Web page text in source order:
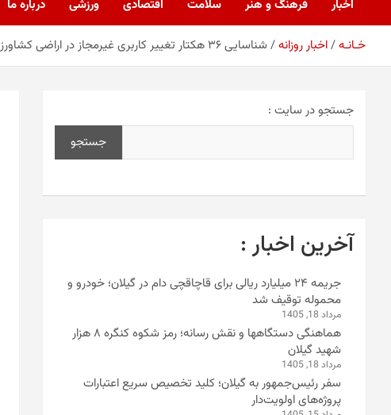
اخبار
فرهنگ و هنر سلامت اقتصادی ورزشی درباره ما
خـانـه اخبار روزانه شناسایی ۳۶ هکتار تغییر کاربری غیرمجاز در اراضی کشاورزی و باغی گیلان در سال ۱۴۰۴
جستجو در سایت :
جستجو
آخرین اخبار :
جریمه ۲۴ میلیارد ریالی برای قاچاقچی دام در گیلان؛ خودرو و
محموله توقیف شد
مرداد 18, 1405
هماهنگی دستگاهها و نقش رسانه؛ رمز شکوه کنگره ۸ هزار
شهید گیلان
مرداد 18, 1405
سفر رئیس‌جمهور به گیلان؛ کلید تخصیص سریع اعتبارات
پروژه‌های اولویت‌دار